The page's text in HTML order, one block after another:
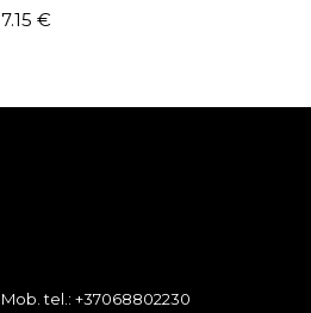
7.15 €
Mob. tel.: +37068802230